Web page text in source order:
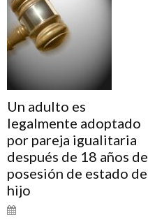
Un adulto es
legalmente adoptado
por pareja igualitaria
después de 18 años de
posesión de estado de
hijo